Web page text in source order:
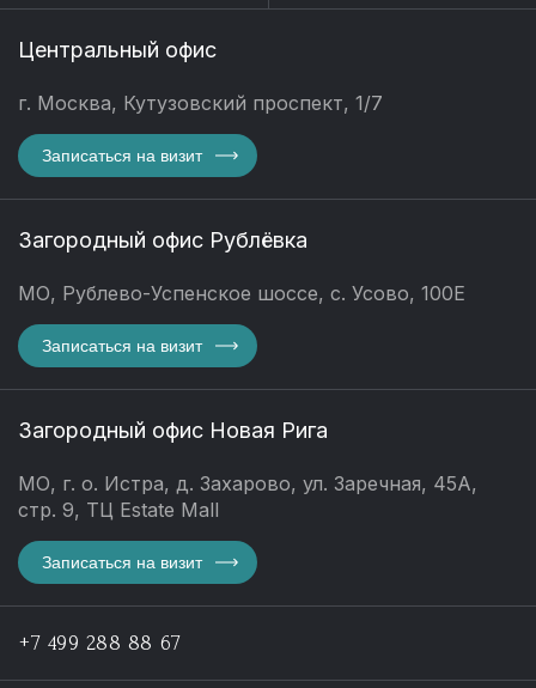
Центральный офис
г. Москва, Кутузовский проспект, 1/7
Записаться на визит
Загородный офис Рублёвка
МО, Рублево-Успенское шоссе, с. Усово, 100Е
Записаться на визит
Загородный офис Новая Рига
МО, г. о. Истра, д. Захарово, ул. Заречная, 45А,
стр. 9, ТЦ Estate Mall
Записаться на визит
+7 499 288 88 67